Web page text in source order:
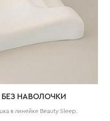
НАВОЛОЧКИ
в линейке Beauty Sleep.